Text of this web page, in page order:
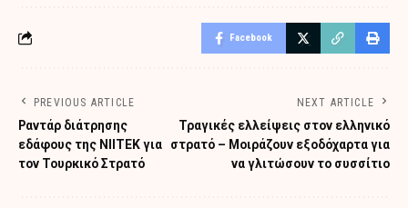
Facebook
PREVIOUS ARTICLE
Ραντάρ διάτρησης
εδάφους της ΝΙΙΤΕΚ για
τον Τουρκικό Στρατό
NEXT ARTICLE
Τραγικές ελλείψεις στον ελληνικό
στρατό – Μοιράζουν εξοδόχαρτα για
να γλιτώσουν το συσσίτιο